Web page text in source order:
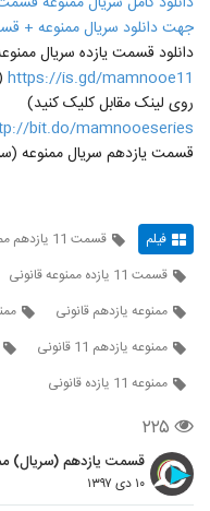
جهت دانلود سریال ممنوعه +
دانلود قسمت یازده سریال
https://is.gd/mamnooe11
روی لینک مقابل کلیک کنید)
bit.do/mamnooeseries
قسمت یازدهم سریال ممنوعه
فیلم
قسمت 11 یازدهم ممنوعه قانونی
قسمت 11 یازده ممنوعه قانونی
ممنوعه یازدهم قانونی
ممنوعه یازدهم 11 قانونی
ممنوعه 11 یازده قانونی
۲۲۵
قسمت یازدهم (سریال)
۱۰ دی ۱۳۹۷